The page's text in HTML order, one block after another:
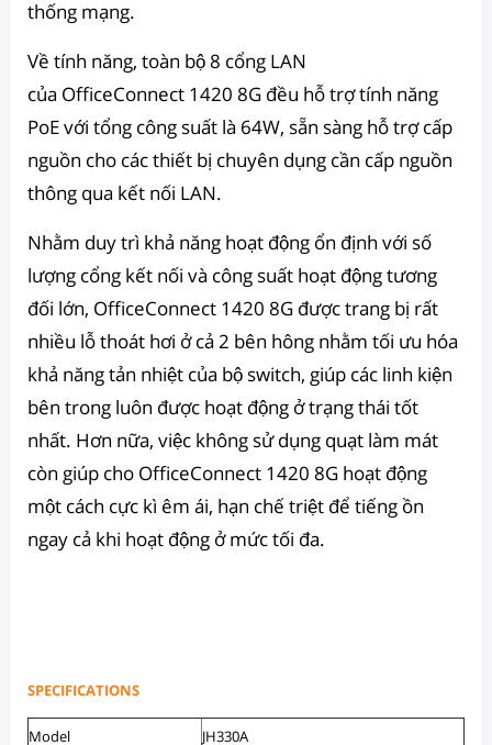
thống mạng.
Về tính năng, toàn bộ 8 cổng LAN
của OfficeConnect 1420 8G đều hỗ trợ tính năng
PoE với tổng công suất là 64W, sẵn sàng hỗ trợ cấp
nguồn cho các thiết bị chuyên dụng cần cấp nguồn
thông qua kết nối LAN.
Nhằm duy trì khả năng hoạt động ổn định với số
lượng cổng kết nối và công suất hoạt động tương
đối lớn, OfficeConnect 1420 8G được trang bị rất
nhiều lỗ thoát hơi ở cả 2 bên hông nhằm tối ưu hóa
khả năng tản nhiệt của bộ switch, giúp các linh kiện
bên trong luôn được hoạt động ở trạng thái tốt
nhất. Hơn nữa, việc không sử dụng quạt làm mát
còn giúp cho OfficeConnect 1420 8G hoạt động
một cách cực kì êm ái, hạn chế triệt để tiếng ồn
ngay cả khi hoạt động ở mức tối đa.
SPECIFICATIONS
Model JH330A